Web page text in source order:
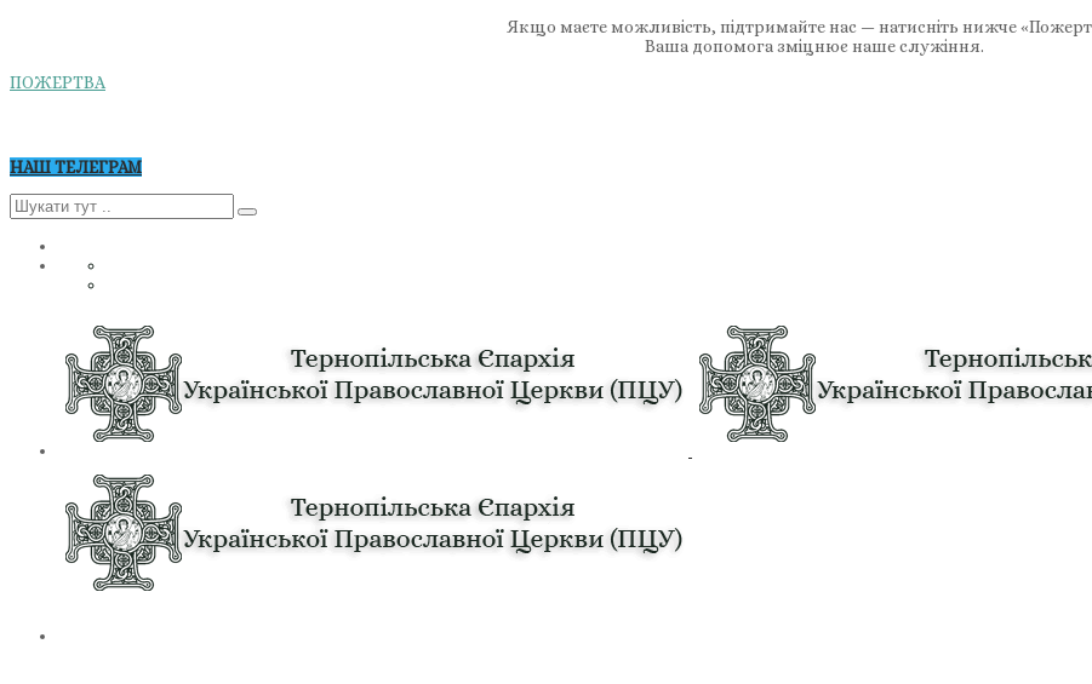
Якщо маєте можливість, підтримайте нас — натисніть нижче
Ваша допомога зміцнює наше служіння.
ПОЖЕРТВА
НАШ ТЕЛЕГРАМ